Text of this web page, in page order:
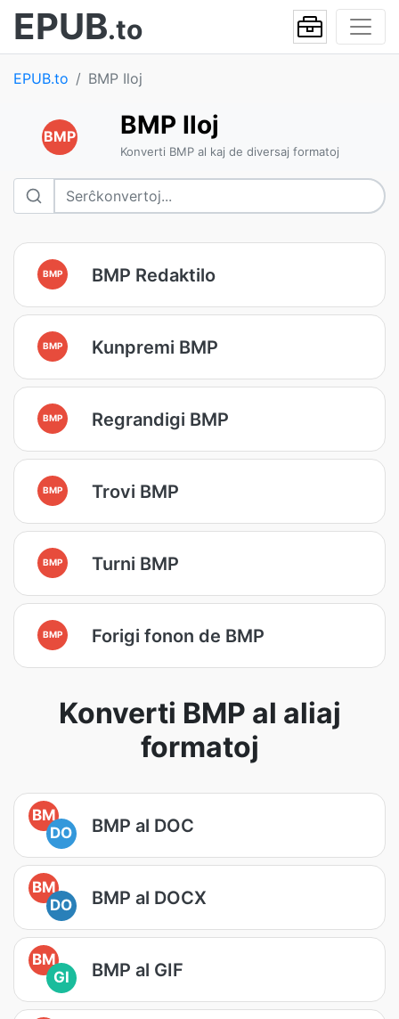
EPUB.to
EPUB.to BMP Iloj
BMP BMP Iloj
Konverti BMP al kaj de diversaj formatoj
BMP BMP Redaktilo
BMP Kunpremi BMP
BMP Regrandigi BMP
BMP Trovi BMP
BMP Turni BMP
BMP Forigi fonon de BMP
Konverti BMP al aliaj
formatoj
BM
DO
BMP al DOC
BM
DO
BMP al DOCX
BM
GI
BMP al GIF